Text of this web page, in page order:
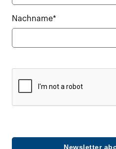
Nachname*
Newsletter